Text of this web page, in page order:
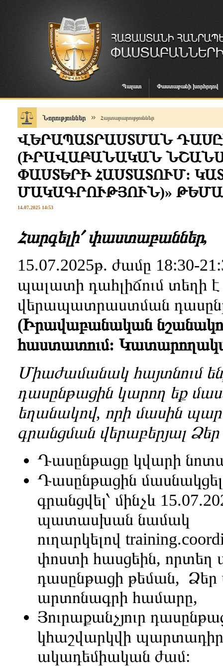
Պալատ Փաստաբանի խորհրդով
Նորություններ Հայտարարություններ
ՎԵՐԱՊԱՏՐԱՍՏՄԱՆ
(ԻՐԱՎԱԲԱՆԱԿԱՆ
ՓԱՍՏԵՐԻ ՀԱՍՏԱՏՈՒՄ:
ՄԱԿԱԳՐՈՒԹՅՈՒՆ)»
14.07.2025 14:53
Հարգելի՛ փաստաբաններ,
15.07.2025թ. ժամը 18:30-
պալատի դահլիճում տեղի է
վերապատրաստման
(Իրավաբանական
հաստատում:
Միաժամանակ հայտնում
դասընթացին կարող եք
եղանակով, որի մասին
գրանցման վերաբերյալ Ձեր
Դասընթացը կվարի
Դասընթացին
գրանցվել՝ մինչև
պատասխան նամակ
ուղարկելով
փոստի հասցեին, որտեղ
դասընթացի թեման, Ձեր
արտոնագրի համարը,
Յուրաքանչյուր
կհաշվարկվի
ակադեմիական ժամ: